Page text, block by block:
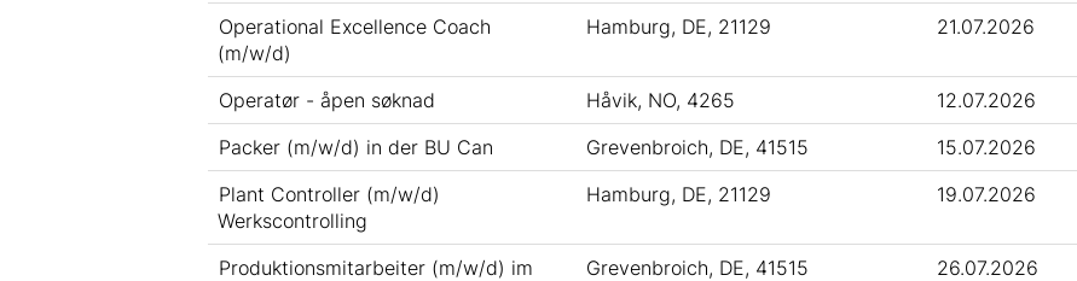
Operational Excellence Coach
(m/w/d)
Hamburg, DE, 21129 21.07.2026
Operatør - åpen søknad Håvik, NO, 4265
12.07.2026
Packer (m/w/d) in der BU Can
Grevenbroich, DE, 41515
15.07.2026
Plant Controller (m/w/d)
Werkscontrolling
Hamburg, DE, 21129 19.07.2026
Produktionsmitarbeiter (m/w/d) im
Grevenbroich, DE, 41515 26.07.2026